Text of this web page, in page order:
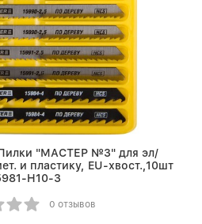
"МАСТЕР №3" для эл/
и пластику, EU-хвост.,10шт
H10-3
0 отзывов